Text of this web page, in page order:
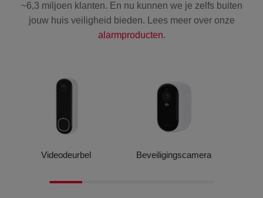
~6,3 miljoen klanten. En nu kunnen we je zelfs buiten
jouw huis veiligheid bieden. Lees meer over onze
alarmproducten.
Videodeurbel Beveiligingscamera